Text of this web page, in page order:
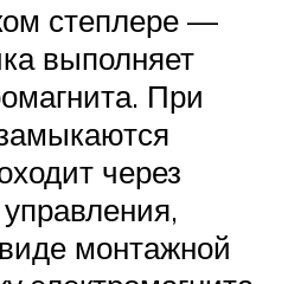
степлере —
выполняет
При
через
монтажной